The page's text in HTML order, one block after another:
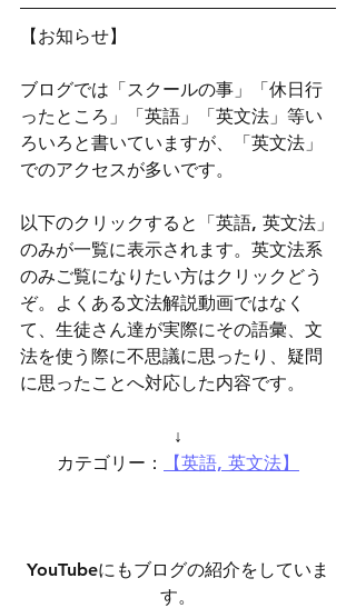
【お知らせ】
ブログでは「スクールの事」「休日行
ったところ」「英語」「英文法」等い
ろいろと書いていますが、「英文法」
でのアクセスが多いです。
以下のクリックすると「英語, 英文法」
のみが一覧に表示されます。英文法系
のみご覧になりたい方はクリックどう
ぞ。よくある文法解説動画ではなく
て、生徒さん達が実際にその語彙、文
法を使う際に不思議に思ったり、疑問
に思ったことへ対応した内容です。
↓
カテゴリー：
【英語, 英文法】
YouTubeにもブログの紹介をしていま
す。